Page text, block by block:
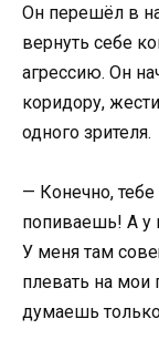
Он перешёл в
вернуть себе
агрессию. Он
коридору,
одного зрителя.
— Конечно,
попиваешь! А у
У меня там
плевать на
думаешь